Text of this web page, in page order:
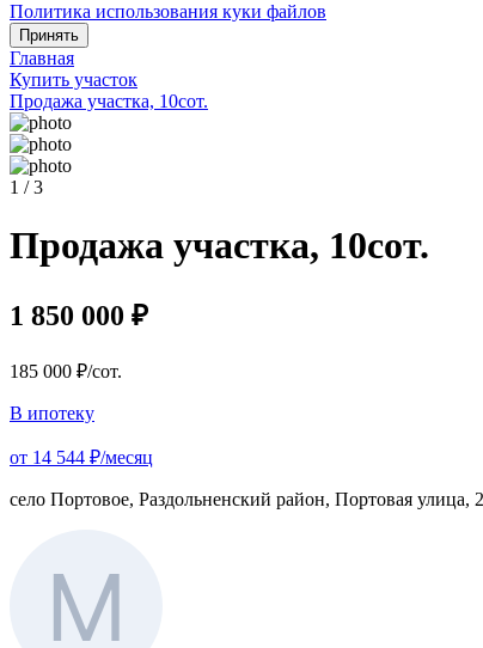
Политика использования куки файлов
Принять
Главная
Купить участок
Продажа участка, 10сот.
1 / 3
Продажа участка, 10сот.
1 850 000 ₽
185 000 ₽/сот.
В ипотеку
от 14 544 ₽/месяц
село Портовое, Раздольненский район, Портовая улица,